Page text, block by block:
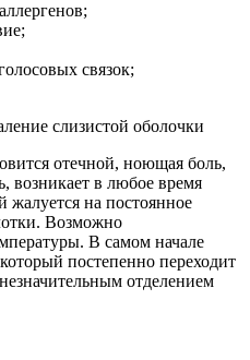
связок;
слизистой оболочки
отечной, ноющая боль,
возникает в любое время
жалуется на постоянное
Возможно
В самом начале
постепенно переходит
отделением